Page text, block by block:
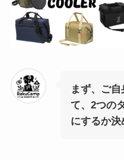
まず、ご
て、2つの
にするか決